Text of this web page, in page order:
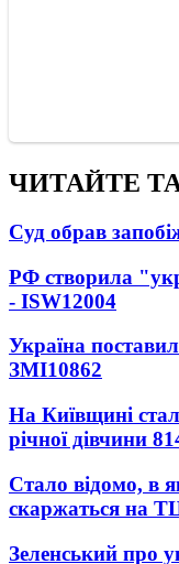
ЧИТАЙТЕ
Суд обрав
РФ створила
- ISW12004
Україна
ЗМІ10862
На Київщині
річної дівчини
Стало відомо, в
скаржаться на
Зеленський про